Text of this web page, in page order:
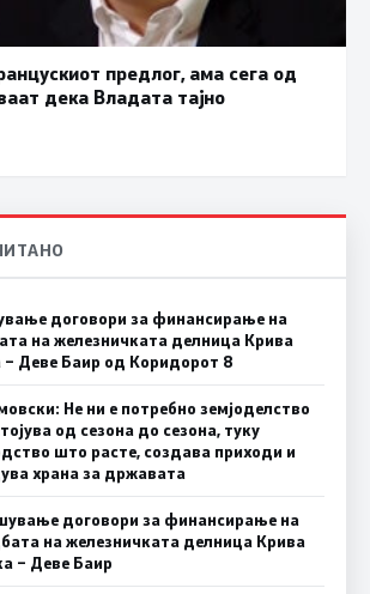
предлог, ама сега од
дека Владата тајно
договори за финансирање на
на железничката делница Крива
– Деве Баир од Коридорот 8
Не ни е потребно земјоделство
од сезона до сезона, туку
што расте, создава приходи и
храна за државата
договори за финансирање на
на железничката делница Крива
– Деве Баир